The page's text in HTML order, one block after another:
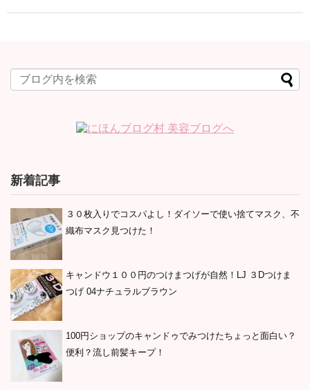
新着記事
３０枚入りでコスパよし！ダイソーで使い捨てマスク、不
織布マスク見つけた！
キャンドウ１００円のつけまつげが自然！LJ ３Dつけま
つげ 04ナチュラルブラウン
100円ショップのキャンドゥでみつけたちょっと面白い？
便利？流し前髪キープ！